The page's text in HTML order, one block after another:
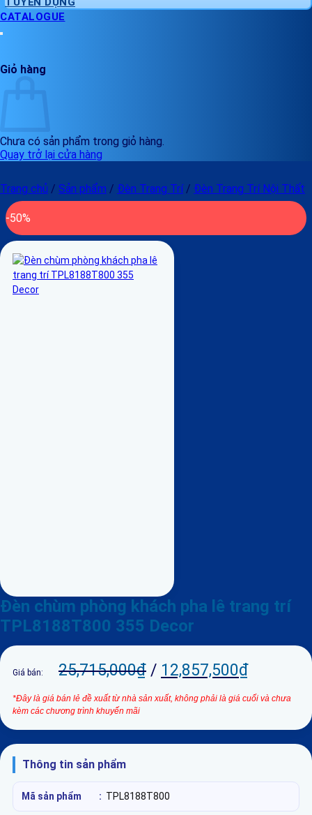
CATALOGUE
Giỏ hàng
Chưa có sản phẩm trong giỏ hàng.
Quay trở lại cửa hàng
Trang chủ / Sản phẩm / Đèn Trang Trí / Đèn Trang Trí Nội Thất
-50%
Đèn chùm phòng khách pha lê trang trí
TPL8188T800 355 Decor
Giá bán: 25,715,000₫ / 12,857,500₫
*Đây là giá bán lẻ đề xuất từ nhà sản xuất, không phải là giá cuối và chưa
kèm các chương trình khuyến mãi
Thông tin sản phẩm
Mã sản phẩm : TPL8188T800